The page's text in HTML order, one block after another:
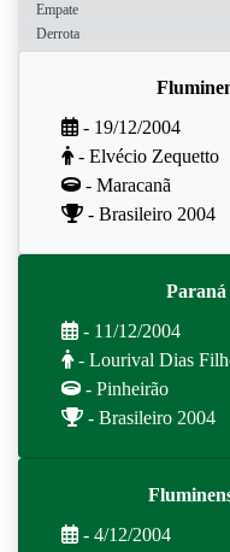
Empate
Derrota
- 19/12/2004
- Elvécio Zequetto
- Maracanã
- Brasileiro 2004
Paraná
- 11/12/2004
- Lourival Dias
- Pinheirão
- Brasileiro 2004
- 4/12/2004